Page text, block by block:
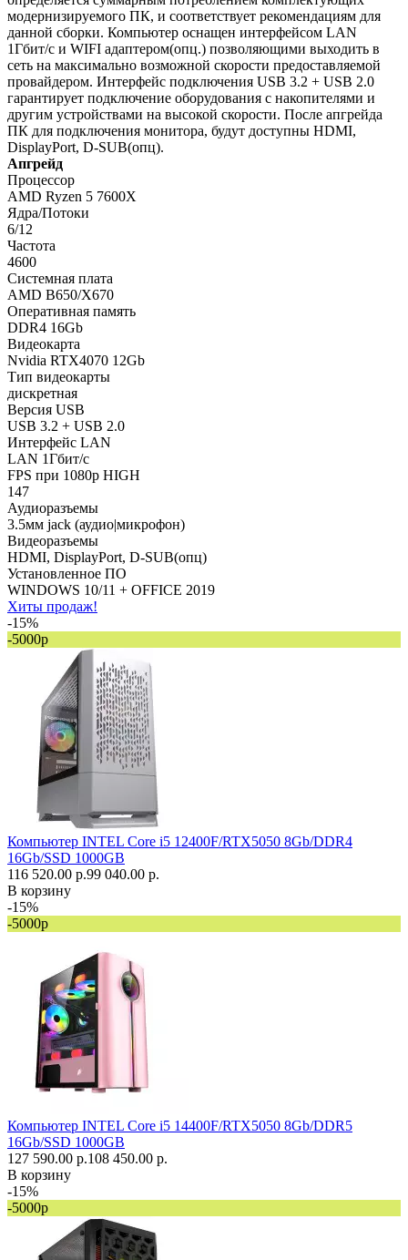
модернизируемого ПК, и соответствует рекомендациям для
данной сборки. Компьютер оснащен интерфейсом LAN
1Гбит/с и WIFI адаптером(опц.) позволяющими выходить в
сеть на максимально возможной скорости предоставляемой
провайдером. Интерфейс подключения USB 3.2 + USB 2.0
гарантирует подключение оборудования с накопителями и
другим устройствами на высокой скорости. После апгрейда
ПК для подключения монитора, будут доступны HDMI,
DisplayPort, D-SUB(опц).
Апгрейд
Процессор
AMD Ryzen 5 7600X
Ядра/Потоки
6/12
Частота
4600
Системная плата
AMD B650/X670
Оперативная память
DDR4 16Gb
Видеокарта
Nvidia RTX4070 12Gb
Тип видеокарты
дискретная
Версия USB
USB 3.2 + USB 2.0
Интерфейс LAN
LAN 1Гбит/с
FPS при 1080p HIGH
147
Аудиоразъемы
3.5мм jack (аудио|микрофон)
Видеоразъемы
HDMI, DisplayPort, D-SUB(опц)
Установленное ПО
WINDOWS 10/11 + OFFICE 2019
Хиты продаж!
-15%
-5000р
Компьютер INTEL Core i5 12400F/RTX5050 8Gb/DDR4
16Gb/SSD 1000GB
116 520.00 р.99 040.00 р.
В корзину
-15%
-5000р
Компьютер INTEL Core i5 14400F/RTX5050 8Gb/DDR5
16Gb/SSD 1000GB
127 590.00 р.108 450.00 р.
В корзину
-15%
-5000р